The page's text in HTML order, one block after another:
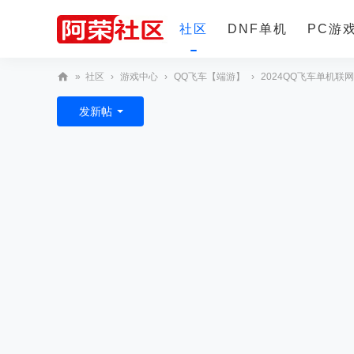
社区 DNF单机 PC游
阿
荣
» 社区 › 游戏中心 › QQ飞车【端游】 › 2024QQ飞车单机联
发新帖